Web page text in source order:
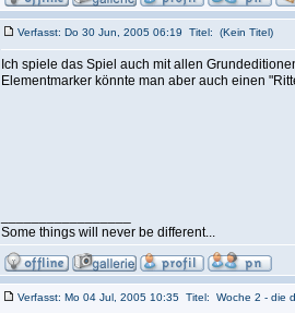
Verfasst: Do 30 Jun, 2005 06:19 Titel: (Kein Titel)
Ich spiele das Spiel auch mit allen
Elementmarker könnte man aber auch einen
Some things will never be different...
Verfasst: Mo 04 Jul, 2005 10:35 Titel: Woche 2 - die